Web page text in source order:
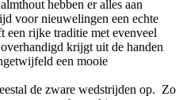
hebben er alles aan
voor nieuwelingen een echte
een rijke traditie met evenveel
krijgt uit de handen
een mooie
de zware wedstrijden op. Zo